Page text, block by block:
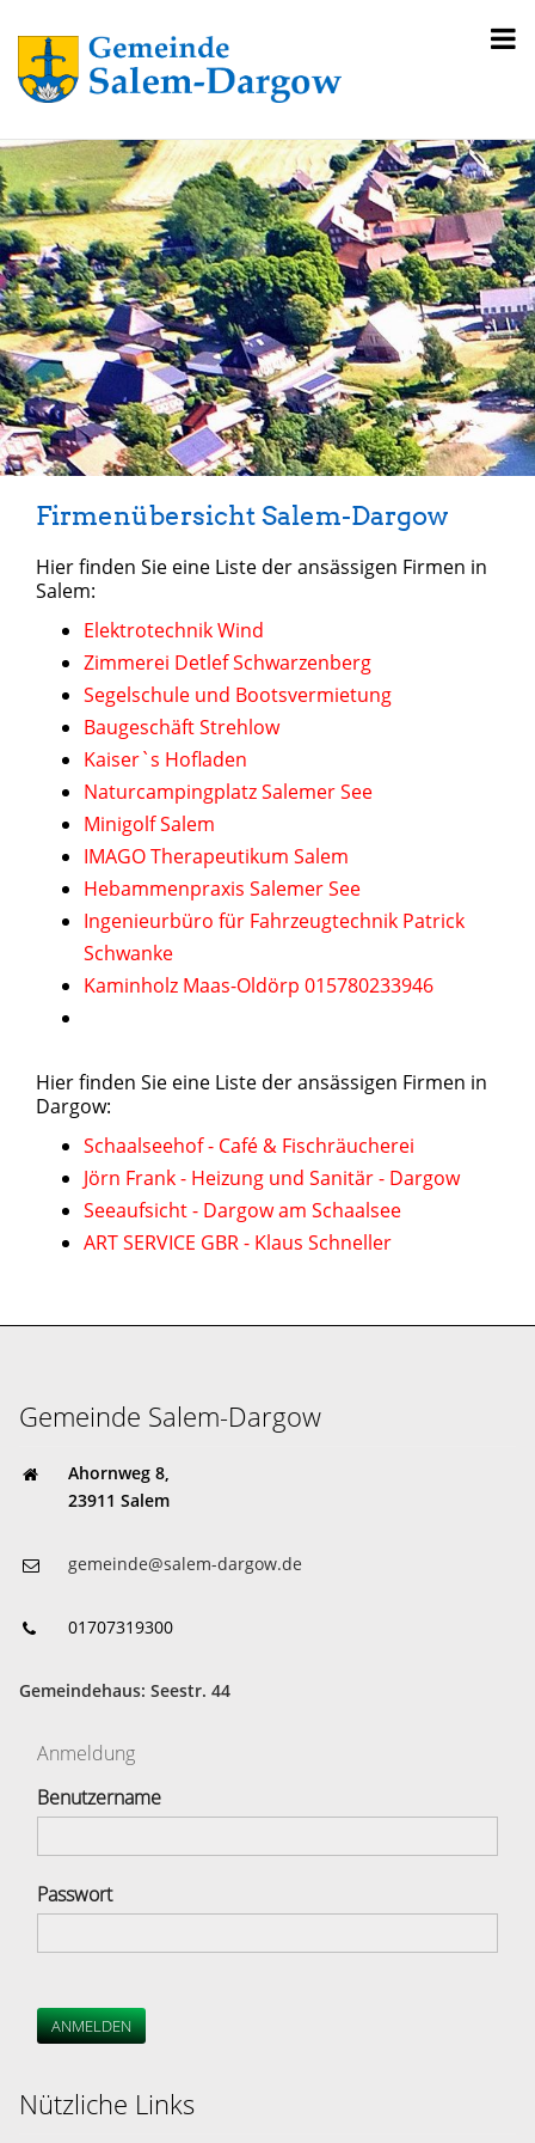
Firmenübersicht Salem-Dargow
Hier finden Sie eine Liste der ansässigen Firmen in
Salem:
Elektrotechnik Wind
Zimmerei Detlef Schwarzenberg
Segelschule und Bootsvermietung
Baugeschäft Strehlow
Kaiser`s Hofladen
Naturcampingplatz Salemer See
Minigolf Salem
IMAGO Therapeutikum Salem
Hebammenpraxis Salemer See
Ingenieurbüro für Fahrzeugtechnik Patrick
Schwanke
Kaminholz Maas-Oldörp 015780233946
Hier finden Sie eine Liste der ansässigen Firmen in
Dargow:
Schaalseehof - Café & Fischräucherei
Jörn Frank - Heizung und Sanitär - Dargow
Seeaufsicht - Dargow am Schaalsee
ART SERVICE GBR - Klaus Schneller
Gemeinde Salem-Dargow
Ahornweg 8,
23911 Salem
gemeinde@salem-dargow.de
01707319300
Gemeindehaus: Seestr. 44
Anmeldung
Benutzername
Passwort
ANMELDEN
Nützliche Links